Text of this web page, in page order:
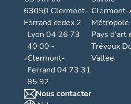
63050 Clermont-
Ferrand cedex 2
Lyon 04 26 73
40 00 -
Clermont-
Ferrand 04 73 31
85 92
Nous contacter
Métropole
Pays d’art
Trévoux
Vallée